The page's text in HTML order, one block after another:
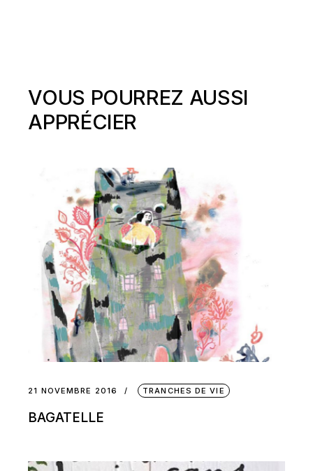
VOUS POURREZ AUSSI
APPRÉCIER
21 NOVEMBRE 2016 TRANCHES DE VIE
BAGATELLE